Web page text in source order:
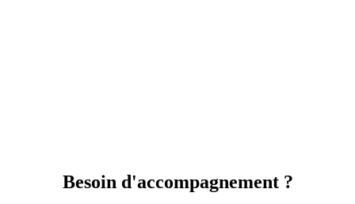
Besoin d'accompagnement ?